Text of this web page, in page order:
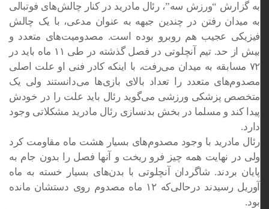
به گزارش “ورزش سه”، رئال مادرید در کنار چالش‌های فوتبالی
به ‏میدان رفتن در چندین جبهه به عنوان مدعی، با یک چالش
فیزیکی ‏عجیب هم روبرو بوده است. مصدومیت‌های متعدد و
بیش از حد. ‏تیم آنچلوتی در فصل گذشته در طی ۱۱ ماه باید در
۷۲ مسابقه به ‏میدان می‌رفت، با اینکه کادر فنی او علت اصلی
مصدوم‌های متعدد را ‏تعداد بالای بازی‌ها می‌دانستند ولی یک
متخصص پزشکی ورزشی ‏می‌گوید رئال باید علت را در خودش
پیدا کند و مسلما در بخش ‏بدنسازی رئال مادرید مشکلاتی وجود
دارد. ‏
رئال مادرید با وجود مصدوم‌های بسیار هشت ماه مقاومت کرد
ولی ‏در نهایت همه چیز فرو ریخت و آنها فصل را بدون جام به
پایان ‏بردند. شاگردان آنچلوتی با بدن‌های بسیار خسته به ماه
آوریل رسیدند ‏درحالی‌که ۱۲ ماه مصدوم روی دستشان مانده
بود. ‏